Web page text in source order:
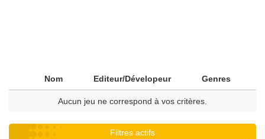
Nom Editeur/Dévelopeur Genres
Aucun jeu ne correspond à vos critères.
Filtres actifs